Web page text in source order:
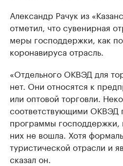
Александр Рачук из
отметил, что сувенирная
меры господдержки, как
коронавируса отрасль.
«Отдельного ОКВЭД для
нет. Они относятся к
или оптовой торговли.
соответствующими ОКВЭД
программы господдержки,
них не вошла. Хотя
туристической отрасли и
сказал он.